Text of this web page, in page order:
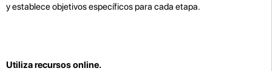
y establece objetivos específicos para cada etapa.
Utiliza recursos online.